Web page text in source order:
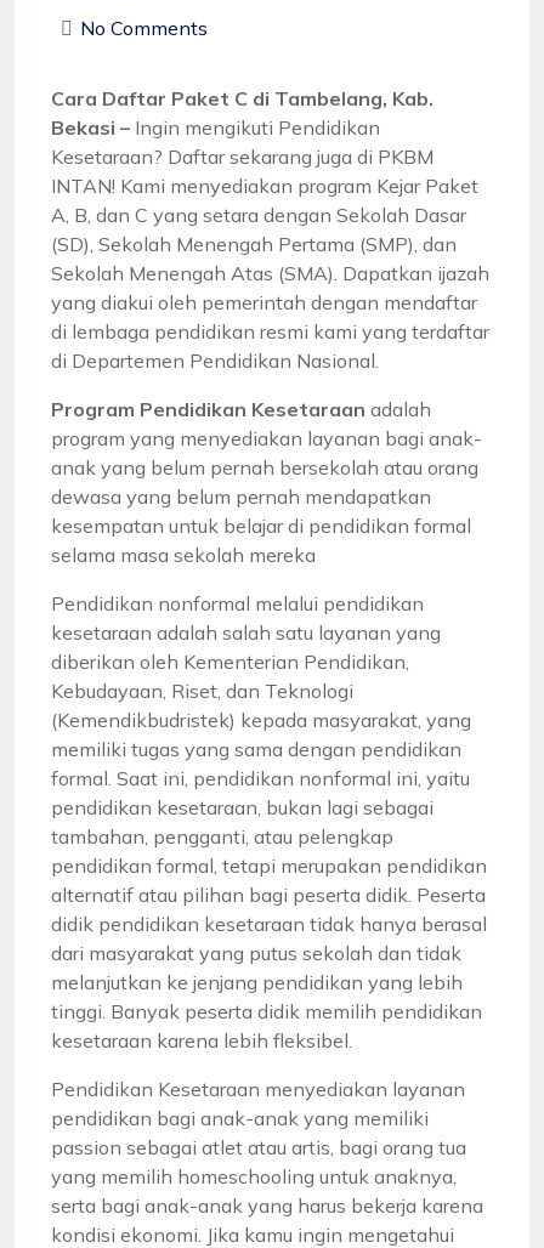
No Comments
Cara Daftar Paket C di Tambelang, Kab.
Bekasi – Ingin mengikuti Pendidikan
Kesetaraan? Daftar sekarang juga di PKBM
INTAN! Kami menyediakan program Kejar Paket
A, B, dan C yang setara dengan Sekolah Dasar
(SD), Sekolah Menengah Pertama (SMP), dan
Sekolah Menengah Atas (SMA). Dapatkan ijazah
yang diakui oleh pemerintah dengan mendaftar
di lembaga pendidikan resmi kami yang terdaftar
di Departemen Pendidikan Nasional.
Program Pendidikan Kesetaraan adalah
program yang menyediakan layanan bagi anak-
anak yang belum pernah bersekolah atau orang
dewasa yang belum pernah mendapatkan
kesempatan untuk belajar di pendidikan formal
selama masa sekolah mereka
Pendidikan nonformal melalui pendidikan
kesetaraan adalah salah satu layanan yang
diberikan oleh Kementerian Pendidikan,
Kebudayaan, Riset, dan Teknologi
(Kemendikbudristek) kepada masyarakat, yang
memiliki tugas yang sama dengan pendidikan
formal. Saat ini, pendidikan nonformal ini, yaitu
pendidikan kesetaraan, bukan lagi sebagai
tambahan, pengganti, atau pelengkap
pendidikan formal, tetapi merupakan pendidikan
alternatif atau pilihan bagi peserta didik. Peserta
didik pendidikan kesetaraan tidak hanya berasal
dari masyarakat yang putus sekolah dan tidak
melanjutkan ke jenjang pendidikan yang lebih
tinggi. Banyak peserta didik memilih pendidikan
kesetaraan karena lebih fleksibel.
Pendidikan Kesetaraan menyediakan layanan
pendidikan bagi anak-anak yang memiliki
passion sebagai atlet atau artis, bagi orang tua
yang memilih homeschooling untuk anaknya,
serta bagi anak-anak yang harus bekerja karena
kondisi ekonomi. Jika kamu ingin mengetahui